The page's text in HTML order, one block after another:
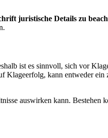
juristische Details zu
ist es sinnvoll, sich vor
Klageerfolg, kann entweder
auswirken kann. Bestehen